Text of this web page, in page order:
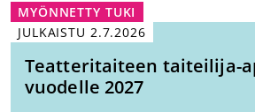
MYÖNNETTY TUKI
JULKAISTU 2.7.2026
Teatteritaiteen taiteilija-
vuodelle 2027